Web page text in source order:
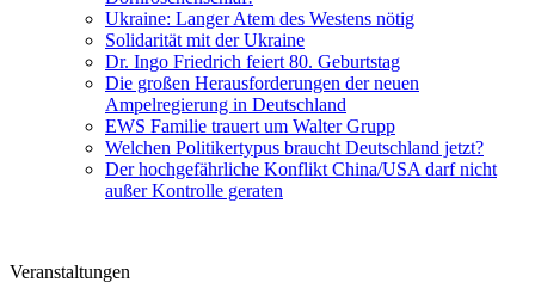
Ukraine: Langer Atem des Westens nötig
Solidarität mit der Ukraine
Dr. Ingo Friedrich feiert 80. Geburtstag
Die großen Herausforderungen der neuen
Ampelregierung in Deutschland
EWS Familie trauert um Walter Grupp
Welchen Politikertypus braucht Deutschland jetzt?
Der hochgefährliche Konflikt China/USA darf nicht
außer Kontrolle geraten
Veranstaltungen